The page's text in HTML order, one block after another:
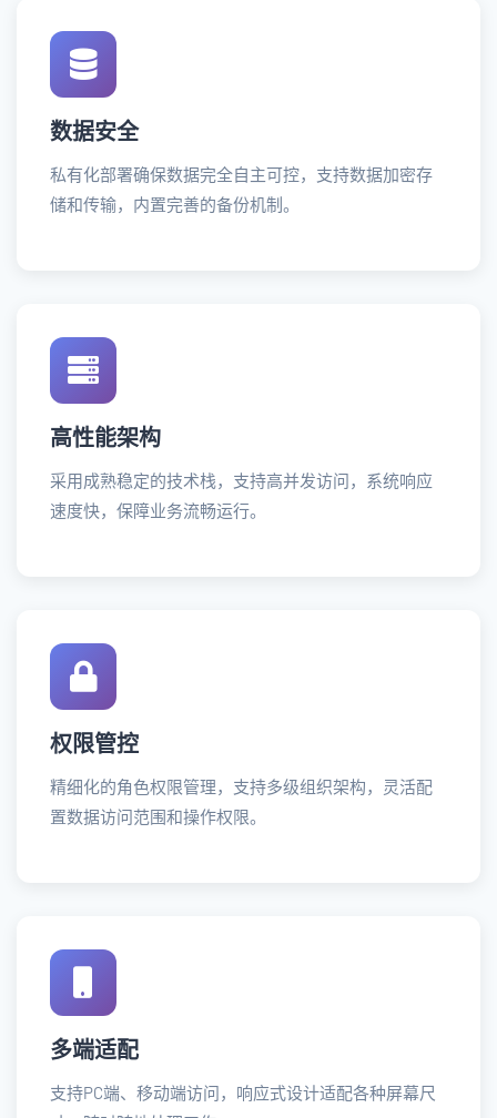
数据安全
私有化部署确保数据完全自主可控，支持数据加密存
储和传输，内置完善的备份机制。
高性能架构
采用成熟稳定的技术栈，支持高并发访问，系统响应
速度快，保障业务流畅运行。
权限管控
精细化的角色权限管理，支持多级组织架构，灵活配
置数据访问范围和操作权限。
多端适配
支持PC端、移动端访问，响应式设计适配各种屏幕尺